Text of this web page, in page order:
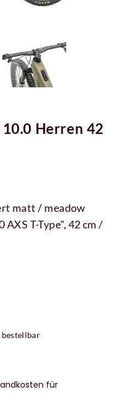
Herren 42
matt / meadow
T-Type", 42 cm /
bestellbar
für